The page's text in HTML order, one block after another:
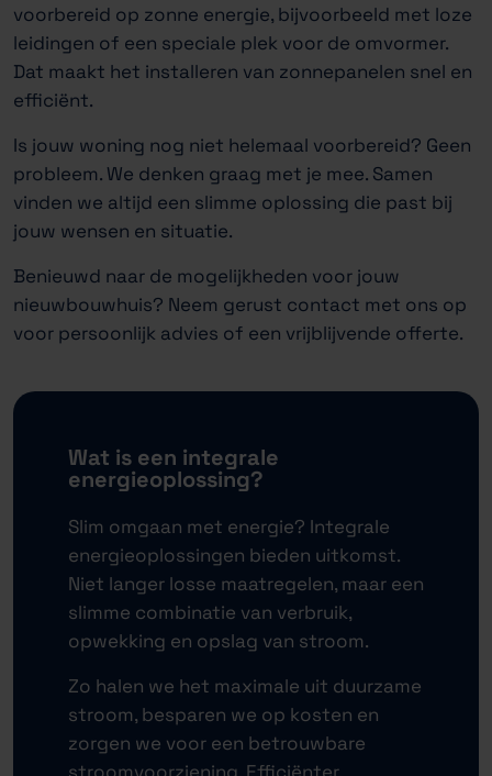
voorbereid op zonne energie, bijvoorbeeld met loze
leidingen of een speciale plek voor de omvormer.
Dat maakt het installeren van zonnepanelen snel en
efficiënt.
Is jouw woning nog niet helemaal voorbereid? Geen
probleem. We denken graag met je mee. Samen
vinden we altijd een slimme oplossing die past bij
jouw wensen en situatie.
Benieuwd naar de mogelijkheden voor jouw
nieuwbouwhuis? Neem gerust contact met ons op
voor persoonlijk advies of een vrijblijvende offerte.
Wat is een integrale
energieoplossing?
Slim omgaan met energie? Integrale
energieoplossingen bieden uitkomst.
Niet langer losse maatregelen, maar een
slimme combinatie van verbruik,
opwekking en opslag van stroom.
Zo halen we het maximale uit duurzame
stroom, besparen we op kosten en
zorgen we voor een betrouwbare